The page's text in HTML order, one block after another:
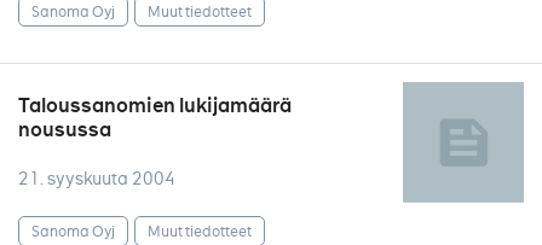
Sanoma Oyj Muut tiedotteet
Taloussanomien lukijamäärä
nousussa
21. syyskuuta 2004
Sanoma Oyj Muut tiedotteet